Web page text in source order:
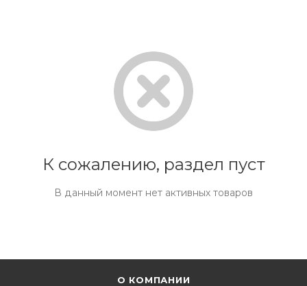
К сожалению, раздел пуст
В данный момент нет активных товаров
О КОМПАНИИ